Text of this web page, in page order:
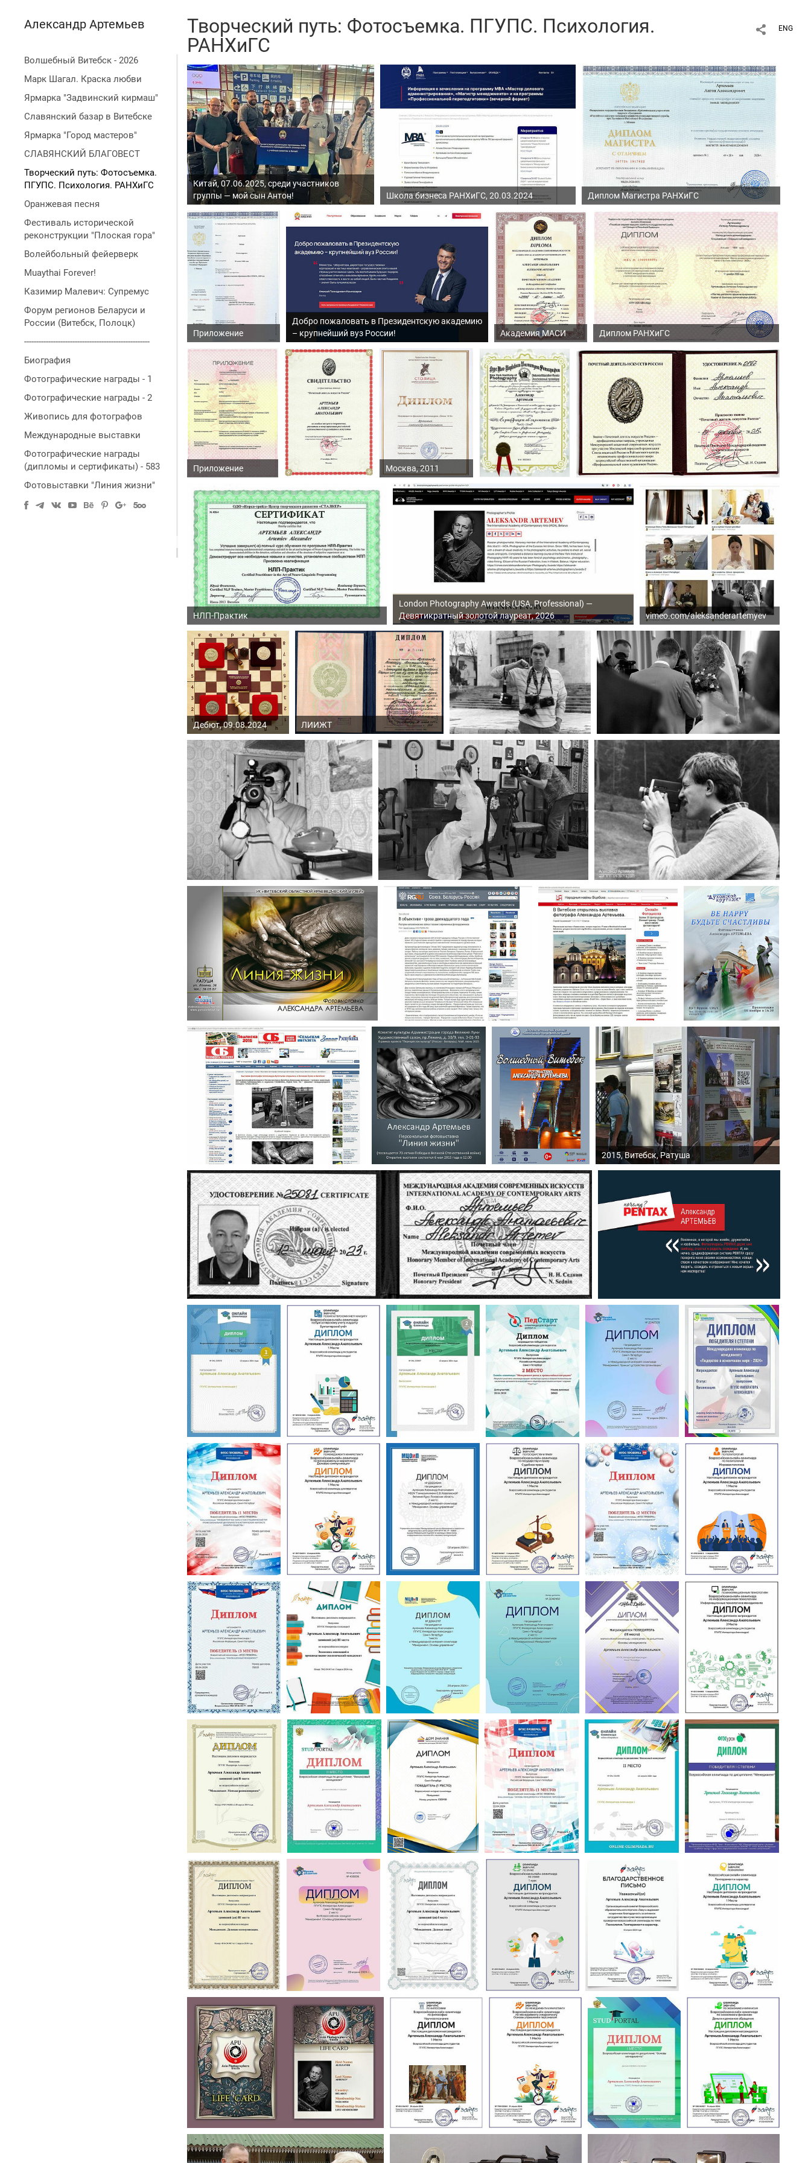
Александр Артемьев
Волшебный Витебск - 2026
Марк Шагал. Краска любви
Ярмарка "Задвинский кирмаш"
Славянский базар в Витебске
Ярмарка "Город мастеров"
СЛАВЯНСКИЙ БЛАГОВЕСТ
Творческий путь: Фотосъемка.
ПГУПС. Психология. РАНХиГС
Оранжевая песня
Фестиваль исторической
реконструкции "Плоская гора"
Волейбольный фейерверк
Muaythai Forever!
Казимир Малевич: Супремус
Форум регионов Беларуси и
России (Витебск, Полоцк)
----------------------------------------------------
Биография
Фотографические награды - 1
Фотографические награды - 2
Живопись для фотографов
Международные выставки
Фотографические награды
(дипломы и сертификаты) - 583
Фотовыставки "Линия жизни"
ENG
Творческий путь: Фотосъемка. ПГУПС. Психология.
РАНХиГС
Китай, 07.06.2025, среди участников
группы — мой сын Антон!
Школа бизнеса РАНХиГС, 20.03.2024 Диплом Магистра РАНХиГС
Приложение
Добро пожаловать в Президентскую академию
– крупнейший вуз России!
Академия МАСИ Диплом РАНХиГС
Приложение Москва, 2011
НЛП-Практик
London Photography Awards (USA, Professional) —
Девятикратный золотой лауреат, 2026
vimeo.com/aleksanderartemyev
Дебют, 09.08.2024 ЛИИЖТ
2015, Витебск, Ратуша